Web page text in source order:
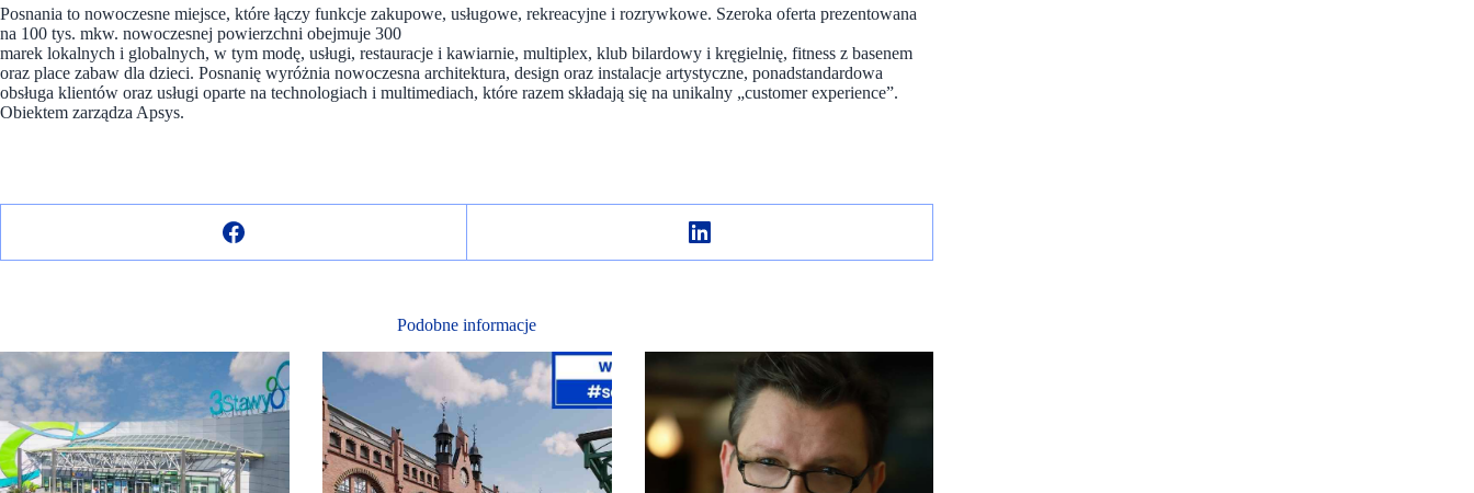
Posnania to nowoczesne miejsce, które łączy funkcje zakupowe, usługowe, rekreacyjne i rozrywkowe. Szeroka oferta prezentowana
na 100 tys. mkw. nowoczesnej powierzchni obejmuje 300
marek lokalnych i globalnych, w tym modę, usługi, restauracje i kawiarnie, multiplex, klub bilardowy i kręgielnię, fitness z basenem
oraz place zabaw dla dzieci. Posnanię wyróżnia nowoczesna architektura, design oraz instalacje artystyczne, ponadstandardowa
obsługa klientów oraz usługi oparte na technologiach i multimediach, które razem składają się na unikalny „customer experience”.
Obiektem zarządza Apsys.
Podobne informacje